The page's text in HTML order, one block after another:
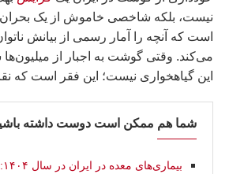
نیست، بلکه شاخصی خاموش از یک
است که آنچه را آمار رسمی از بیانش
می‌کند. وقتی گوشت به اجبار از
این گیاهخواری نیست؛ این فقر است که
شما هم ممکن است دوست داشته
بیماری‌های معده در ایران در سال ۱۴۰۴: ميزان و آماررسمى